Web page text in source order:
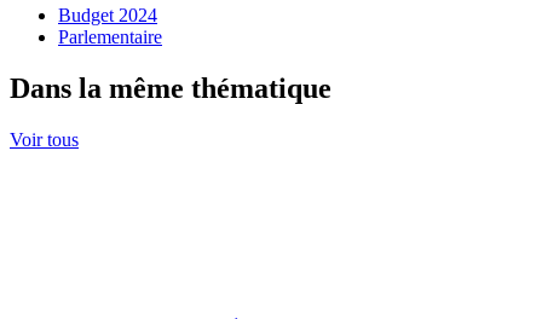
Budget 2024
Parlementaire
Dans la même thématique
Voir tous